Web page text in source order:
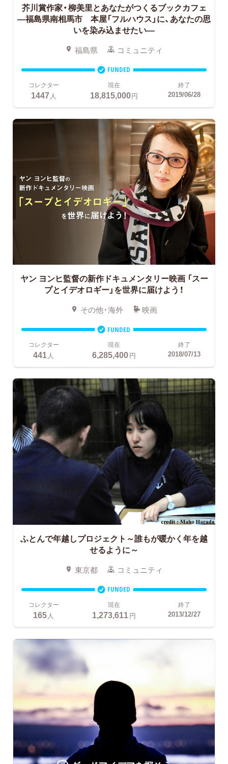
芥川賞作家・柳美里とあなたがつくるブックカフェ
―福島県南相馬市 本屋「フルハウス」に、あなたの思
いを染み込ませたい―
福島県 コミュニティ
FUNDED
コレクター
1447 人
現在
18,815,000円
終了
2019/06/28
ヤン ヨンヒ監督の新作ドキュメンタリー映画「スー
プとイデオロギー」を世界に届けよう！
その他・海外 映画
FUNDED
コレクター
441人
現在
6,285,400円
終了
2018/07/13
ふとんで年越しプロジェクト～誰もが暖かく年を越
せるように～
東京都 コミュニティ
FUNDED
コレクター
165 人
現在
1,273,611円
終了
2013/12/27